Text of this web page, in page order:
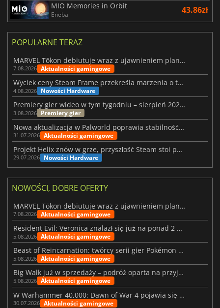
MIO Memories in Orbit
Eneba 43.86zł
POPULARNE TERAZ
MARVEL Tōkon debiutuje wraz z ujawnieniem planu rozwoju na pierwszy rok
7.08.2026 Aktualności gamingowe
Wyciek ceny Steam Frame przekreśla marzenia o tanim zestawie VR
4.08.2026 Nowości Hardware
Premiery gier wideo w tym tygodniu – sierpień 2026 r. (32. tydzień)
3.08.2026 Premiery gier
Nowa aktualizacja w Palworld poprawia stabilność Sunreach i walk z bossami
31.07.2026 Aktualności gamingowe
Projekt Helix znów w grze, przyszłość Steam stoi pod znakiem zapytania
29.07.2026 Nowości Hardware
NOWOŚCI, DOBRE OFERTY
MARVEL Tōkon debiutuje wraz z ujawnieniem planu rozwoju na pierwszy rok
7.08.2026 Aktualności gamingowe
Resident Evil: Veronica znalazł się już na ponad 2 milionach list życzeń
5.08.2026 Aktualności gamingowe
Beast of Reincarnation: twórcy serii gier Pokémon wkraczają na nową ścieżkę
5.08.2026 Aktualności gamingowe
Big Walk już w sprzedaży – podróż oparta na przyjaźni
5.08.2026 Aktualności gamingowe
W Warhammer 40,000: Dawn of War 4 pojawia się frakcja Nekronów
30.07.2026 Aktualności gamingowe